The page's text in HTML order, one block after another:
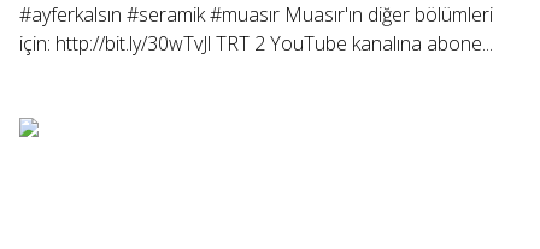
#ayferkalsın #seramik #muasır Muasır'ın diğer bölümleri
için: http://bit.ly/30wTvJl TRT 2 YouTube kanalına abone...